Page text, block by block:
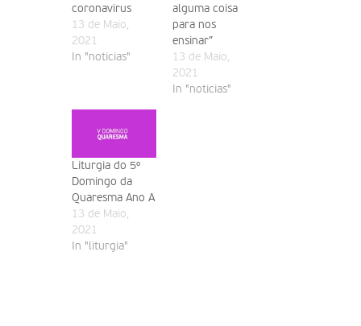
coronavirus
13 de Maio,
2021
In "noticias"
alguma coisa
para nos
ensinar”
13 de Maio,
2021
In "noticias"
Liturgia do 5º
Domingo da
Quaresma Ano A
13 de Maio,
2021
In "liturgia"